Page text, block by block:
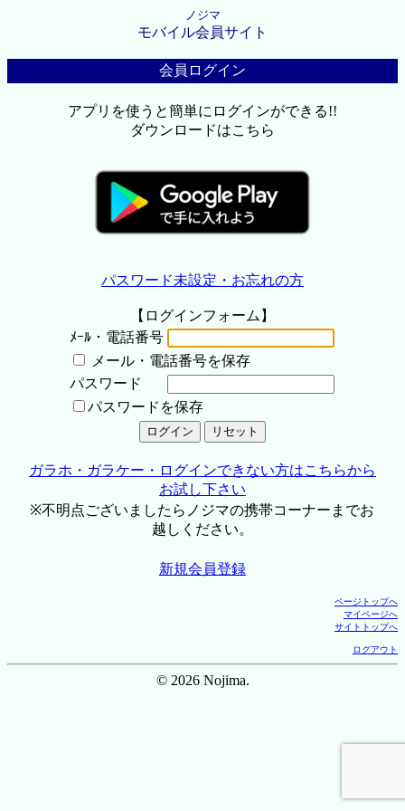
ノジマ
モバイル会員サイト
会員ログイン
アプリを使うと簡単にログインができる!!
ダウンロードはこちら
パスワード未設定・お忘れの方
【ログインフォーム】
ﾒｰﾙ・電話番号
メール・電話番号を保存
パスワード
パスワードを保存
ガラホ・ガラケー・ログインできない方はこちらから
お試し下さい
※不明点ございましたらノジマの携帯コーナーまでお
越しください。
新規会員登録
ページトップへ
マイページへ
サイトトップへ
ログアウト
© 2026 Nojima.